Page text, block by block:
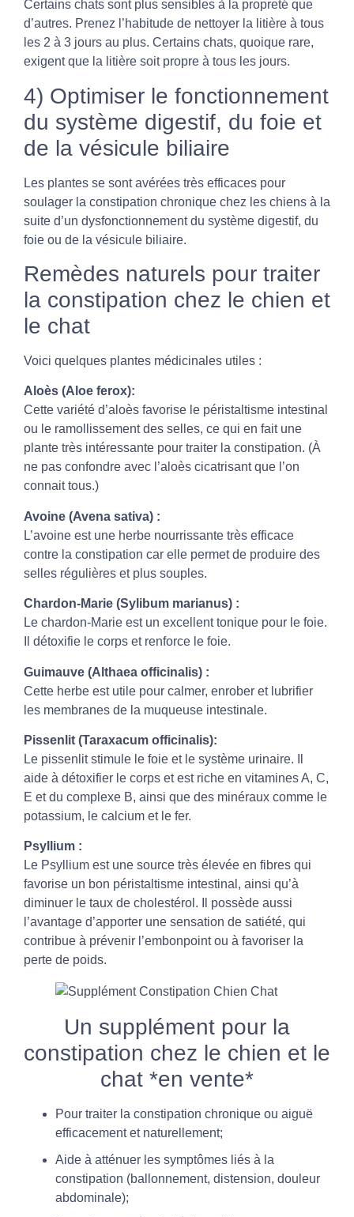
Certains chats sont plus sensibles à la propreté que
d’autres. Prenez l’habitude de nettoyer la litière à tous
les 2 à 3 jours au plus. Certains chats, quoique rare,
exigent que la litière soit propre à tous les jours.
4) Optimiser le fonctionnement
du système digestif, du foie et
de la vésicule biliaire
Les plantes se sont avérées très efficaces pour
soulager la constipation chronique chez les chiens à la
suite d’un dysfonctionnement du système digestif, du
foie ou de la vésicule biliaire.
Remèdes naturels pour traiter
la constipation chez le chien et
le chat
Voici quelques plantes médicinales utiles :
Aloès (Aloe ferox):
Cette variété d’aloès favorise le péristaltisme intestinal
ou le ramollissement des selles, ce qui en fait une
plante très intéressante pour traiter la constipation. (À
ne pas confondre avec l’aloès cicatrisant que l’on
connait tous.)
Avoine (Avena sativa) :
L’avoine est une herbe nourrissante très efficace
contre la constipation car elle permet de produire des
selles régulières et plus souples.
Chardon-Marie (Sylibum marianus) :
Le chardon-Marie est un excellent tonique pour le foie.
Il détoxifie le corps et renforce le foie.
Guimauve (Althaea officinalis) :
Cette herbe est utile pour calmer, enrober et lubrifier
les membranes de la muqueuse intestinale.
Pissenlit (Taraxacum officinalis):
Le pissenlit stimule le foie et le système urinaire. Il
aide à détoxifier le corps et est riche en vitamines A, C,
E et du complexe B, ainsi que des minéraux comme le
potassium, le calcium et le fer.
Psyllium :
Le Psyllium est une source très élevée en fibres qui
favorise un bon péristaltisme intestinal, ainsi qu’à
diminuer le taux de cholestérol. Il possède aussi
l’avantage d’apporter une sensation de satiété, qui
contribue à prévenir l’embonpoint ou à favoriser la
perte de poids.
Un supplément pour la
constipation chez le chien et le
chat *en vente*
Pour traiter la constipation chronique ou aiguë
efficacement et naturellement;
Aide à atténuer les symptômes liés à la
constipation (ballonnement, distension, douleur
abdominale);